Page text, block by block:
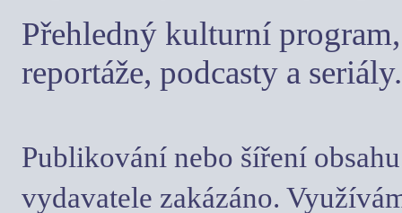
Přehledný kulturní
reportáže, podcasty a seriály.
Publikování nebo šíření
vydavatele zakázáno.